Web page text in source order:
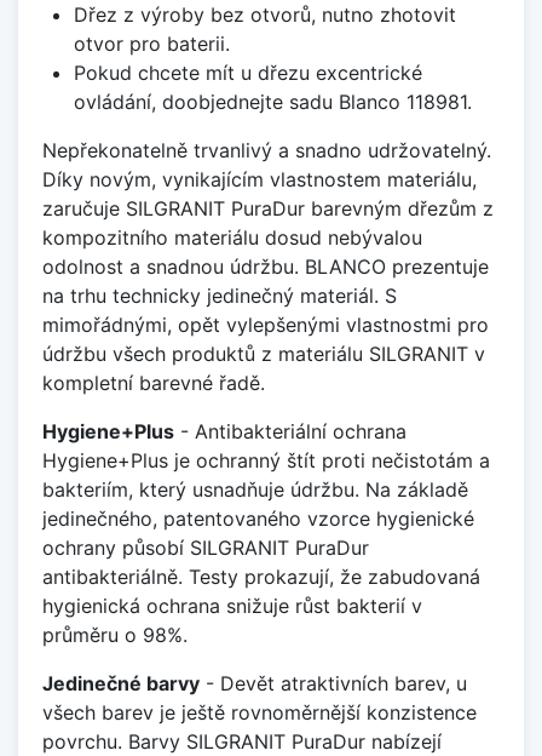
Dřez z výroby bez otvorů, nutno zhotovit
otvor pro baterii.
Pokud chcete mít u dřezu excentrické
ovládání, doobjednejte sadu Blanco 118981.
Nepřekonatelně trvanlivý a snadno udržovatelný.
Díky novým, vynikajícím vlastnostem materiálu,
zaručuje SILGRANIT PuraDur barevným dřezům z
kompozitního materiálu dosud nebývalou
odolnost a snadnou údržbu. BLANCO prezentuje
na trhu technicky jedinečný materiál. S
mimořádnými, opět vylepšenými vlastnostmi pro
údržbu všech produktů z materiálu SILGRANIT v
kompletní barevné řadě.
Hygiene+Plus - Antibakteriální ochrana
Hygiene+Plus je ochranný štít proti nečistotám a
bakteriím, který usnadňuje údržbu. Na základě
jedinečného, patentovaného vzorce hygienické
ochrany působí SILGRANIT PuraDur
antibakteriálně. Testy prokazují, že zabudovaná
hygienická ochrana snižuje růst bakterií v
průměru o 98%.
Jedinečné barvy - Devět atraktivních barev, u
všech barev je ještě rovnoměrnější konzistence
povrchu. Barvy SILGRANIT PuraDur nabízejí